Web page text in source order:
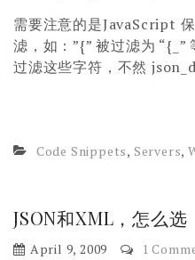
需要注意的是JavaScript
滤，如：”{” 被过滤为
过滤这些字符，不然
Code Snippets, Servers,
JSON和XML，怎么选
April 9, 2009 1